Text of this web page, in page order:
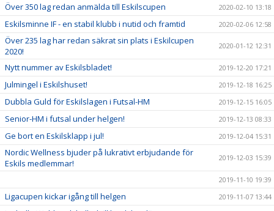
Över 350 lag redan anmälda till Eskilscupen 2020-02-10 13:18
Eskilsminne IF - en stabil klubb i nutid och framtid 2020-02-06 12:58
Över 235 lag har redan säkrat sin plats i Eskilcupen
2020!
2020-01-12 12:31
Nytt nummer av Eskilsbladet! 2019-12-20 17:21
Julmingel i Eskilshuset! 2019-12-18 16:25
Dubbla Guld för Eskilslagen i Futsal-HM 2019-12-15 16:05
Senior-HM i futsal under helgen! 2019-12-13 08:33
Ge bort en Eskilsklapp i jul! 2019-12-04 15:31
Nordic Wellness bjuder på lukrativt erbjudande för
Eskils medlemmar!
2019-12-03 15:39
2019-11-10 19:39
Ligacupen kickar igång till helgen 2019-11-07 13:44